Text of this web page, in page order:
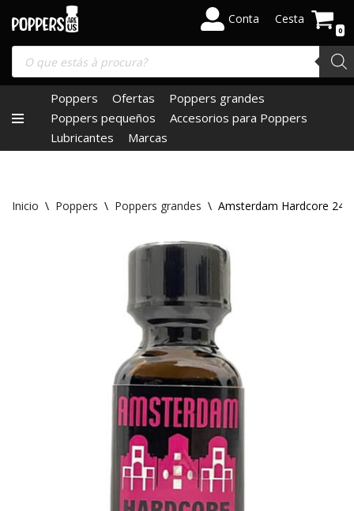
contenido
Conta Cesta
0
Poppers Ofertas
Poppers grandes
Poppers pequeños
Accesorios para Poppers
Lubricantes
Marcas
Inicio \ Poppers \ Poppers grandes \ Amsterdam Hardcore